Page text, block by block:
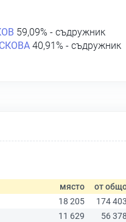
59,09% - съдружник
40,91% - съдружник
място от
18 205
174 403
11 629
56 378